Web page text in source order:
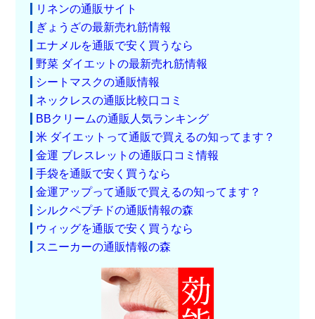
リネンの通販サイト
ぎょうざの最新売れ筋情報
エナメルを通販で安く買うなら
野菜 ダイエットの最新売れ筋情報
シートマスクの通販情報
ネックレスの通販比較口コミ
BBクリームの通販人気ランキング
米 ダイエットって通販で買えるの知ってます？
金運 ブレスレットの通販口コミ情報
手袋を通販で安く買うなら
金運アップって通販で買えるの知ってます？
シルクペプチドの通販情報の森
ウィッグを通販で安く買うなら
スニーカーの通販情報の森